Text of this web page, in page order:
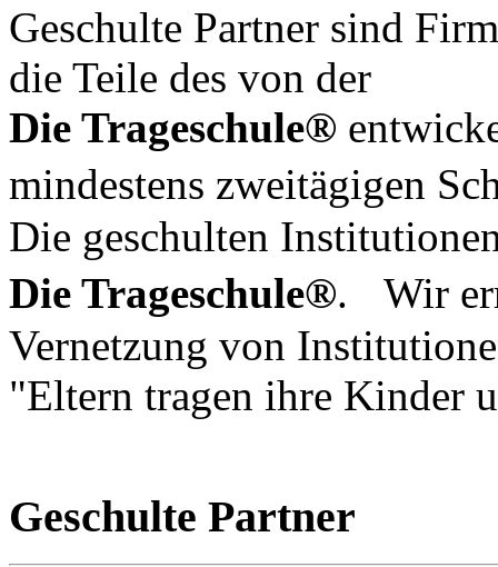
Geschulte Partner sind
die Teile des von der
Die Trageschule®
mindestens zweitägigen
Die geschulten
Die Trageschule®. Wir
Vernetzung von
"Eltern tragen ihre Kinder
Geschulte Partner